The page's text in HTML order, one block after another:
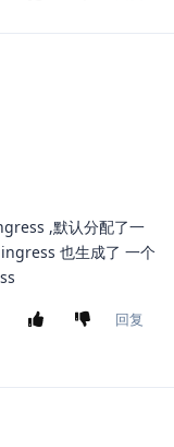
,默认分配了一
也生成了 一个
回复